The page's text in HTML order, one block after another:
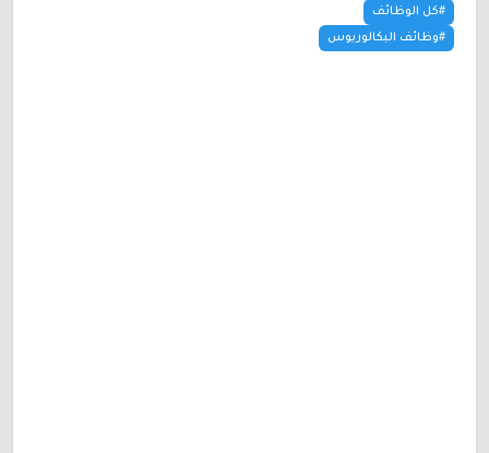
#كل الوظائف
#وظائف البكالوريوس